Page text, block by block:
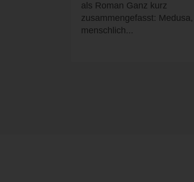
als Roman Ganz kurz
zusammengefasst: Medusa,
menschlich...